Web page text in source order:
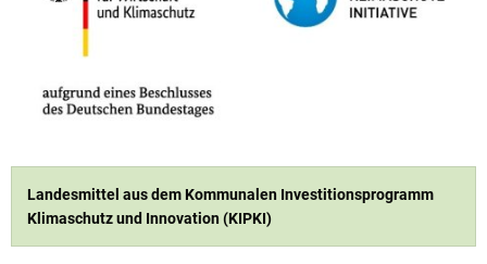
Landesmittel aus dem Kommunalen Investitionsprogramm
Klimaschutz und Innovation (KIPKI)